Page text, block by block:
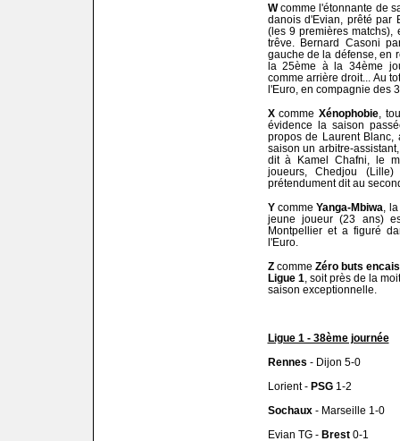
Wcomme l'étonnante de
danois d'Evian, prêté par
(les 9 premières matchs),
trêve. Bernard Casoni
gauche de la défense, en
la 25ème à la 34ème
comme arrière droit... Au
l'Euro, en compagnie des
Xcomme Xénophobie ,
évidence la saison
propos de Laurent Blanc,
saison un arbitre-
dit à Kamel Chafni, le
joueurs, Chedjou
prétendument dit au
YcommeYanga-Mbiwa
,
jeune joueur (23 ans)
Montpellier et a figuré
l'Euro.
Zcomme Zéro buts
Ligue 1 , soit près de la
saison exceptionnelle.
Ligue 1 - 38ème journée
Rennes - Dijon 5-0
Lorient - PSG1-2
Sochaux- Marseille 1-0
Evian TG - Brest0-1